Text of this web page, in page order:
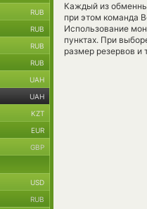
Каждый из
при этом команда
Использование
пунктах. При
размер резервов и
RUB
RUB
RUB
RUB
UAH
UAH
KZT
EUR
GBP
USD
RUB